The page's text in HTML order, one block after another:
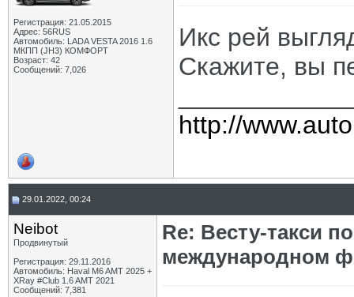
Регистрация: 21.05.2015
Адрес: 56RUS
Автомобиль: LADA VESTA 2016 1.6
МКПП (JH3) КОМФОРТ
Возраст: 42
Сообщений: 7,026
Икс рей
Скажите, вы
http://
29.01.2022, 00:24
Neibot
Продвинутый
Регистрация: 29.11.2016
Автомобиль: Haval M6 AMT 2025 +
XRay #Club 1.6 AMT 2021
Сообщений: 7,381
Re: Весту-такси
международном